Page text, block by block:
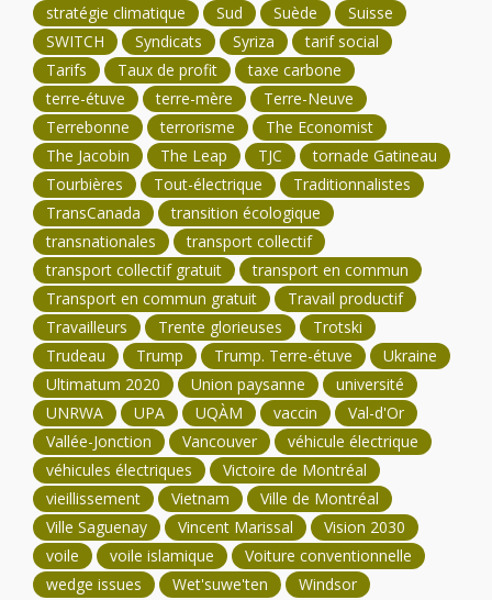
stratégie climatique
Sud Suède
Suisse
SWITCH
Syndicats Syriza
tarif social
Tarifs
Taux de profit
taxe carbone
terre-étuve
terre-mère
Terre-Neuve
Terrebonne
terrorisme
The Economist
The Jacobin
The Leap TJC
tornade Gatineau
Tourbières
Tout-électrique
Traditionnalistes
TransCanada
transition écologique
transnationales
transport collectif
transport collectif gratuit
transport en commun
Transport en commun gratuit
Travail productif
Travailleurs
Trente glorieuses
Trotski
Trudeau
Trump Trump. Terre-étuve
Ukraine
Ultimatum 2020
Union paysanne
université
UNRWA
UPA UQÀM vaccin
Val-d'Or
Vallée-Jonction
Vancouver
véhicule électrique
véhicules électriques
Victoire de Montréal
vieillissement
Vietnam
Ville de Montréal
Ville Saguenay
Vincent Marissal
Vision 2030
voile
voile islamique
Voiture conventionnelle
wedge issues
Wet'suwe'ten
Windsor